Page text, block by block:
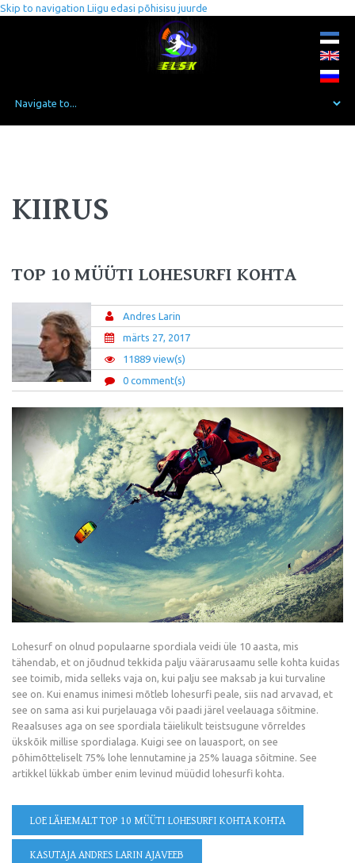
Skip to navigation Liigu edasi põhisisu juurde
KIIRUS
TOP 10 MÜÜTI LOHESURFI KOHTA
Andres Larin
märts 27, 2017
11889 view(s)
0 comment(s)
Lohesurf on olnud populaarne spordiala veidi üle 10 aasta, mis
tähendab, et on jõudnud tekkida palju väärarusaamu selle kohta kuidas
see toimib, mida selleks vaja on, kui palju see maksab ja kui turvaline
see on. Kui enamus inimesi mõtleb lohesurfi peale, siis nad arvavad, et
see on sama asi kui purjelauaga või paadi järel veelauaga sõitmine.
Reaalsuses aga on see spordiala täielikult teistsugune võrreldes
ükskõik millise spordialaga. Kuigi see on lauasport, on see
põhimõtteliselt 75% lohe lennutamine ja 25% lauaga sõitmine. See
artikkel lükkab ümber enim levinud müüdid lohesurfi kohta.
LOE LÄHEMALTTOP 10 MÜÜTI LOHESURFI KOHTA KOHTA
KASUTAJA ANDRES LARIN AJAVEEB